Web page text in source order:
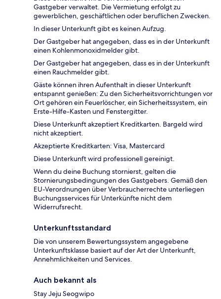
Gastgeber verwaltet. Die Vermietung erfolgt zu
gewerblichen, geschäftlichen oder beruflichen Zwecken.
In dieser Unterkunft gibt es keinen Aufzug.
Der Gastgeber hat angegeben, dass es in der Unterkunft
einen Kohlenmonoxidmelder gibt.
Der Gastgeber hat angegeben, dass es in der Unterkunft
einen Rauchmelder gibt.
Gäste können ihren Aufenthalt in dieser Unterkunft
entspannt genießen: Zu den Sicherheitsvorrichtungen vor
Ort gehören ein Feuerlöscher, ein Sicherheitssystem, ein
Erste-Hilfe-Kasten und Fenstergitter.
Diese Unterkunft akzeptiert Kreditkarten. Bargeld wird
nicht akzeptiert.
Akzeptierte Kreditkarten: Visa, Mastercard
Diese Unterkunft wird professionell gereinigt.
Wenn du deine Buchung stornierst, gelten die
Stornierungsbedingungen des Gastgebers. Gemäß den
EU-Verordnungen über Verbraucherrechte unterliegen
Buchungsservices für Unterkünfte nicht dem
Widerrufsrecht.
Unterkunftsstandard
Die von unserem Bewertungssystem angegebene
Unterkunftsklasse basiert auf der Art der Unterkunft,
Annehmlichkeiten und Services.
Auch bekannt als
Stay Jeju Seogwipo